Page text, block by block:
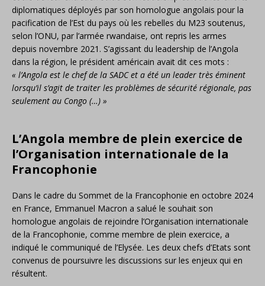
diplomatiques déployés par son homologue angolais pour la
pacification de l’Est du pays où les rebelles du M23 soutenus,
selon l’ONU, par l’armée rwandaise, ont repris les armes
depuis novembre 2021. S’agissant du leadership de l’Angola
dans la région, le président américain avait dit ces mots :
« l’Angola est le chef de la SADC et a été un leader très éminent
lorsqu’il s’agit de traiter les problèmes de sécurité régionale, pas
seulement au Congo (…) »
L’Angola membre de plein exercice de
l’Organisation internationale de la
Francophonie
Dans le cadre du Sommet de la Francophonie en octobre 2024
en France, Emmanuel Macron a salué le souhait son
homologue angolais de rejoindre l’Organisation internationale
de la Francophonie, comme membre de plein exercice, a
indiqué le communiqué de l’Elysée. Les deux chefs d’Etats sont
convenus de poursuivre les discussions sur les enjeux qui en
résultent.